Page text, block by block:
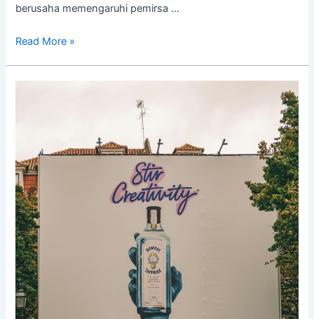
berusaha memengaruhi pemirsa …
Read More »